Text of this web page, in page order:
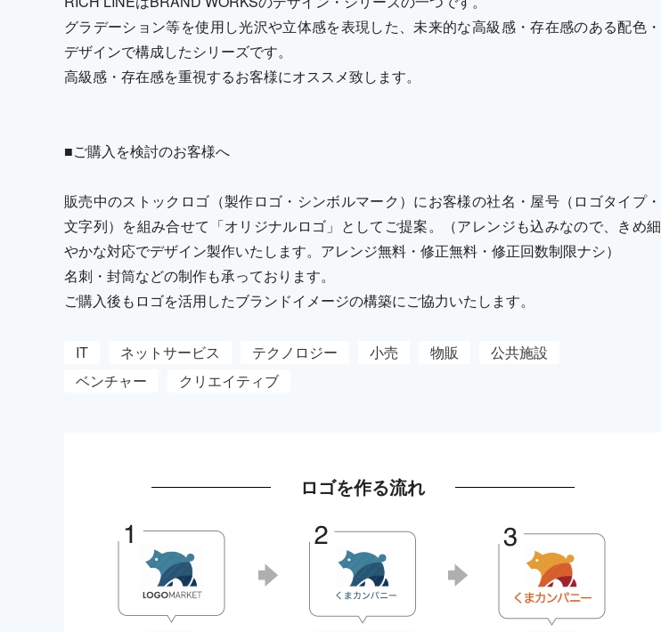
グラデーション等を使用し光沢や立体感を表現した、未来的な高級感・存在感のある配色・
デザインで構成したシリーズです。
高級感・存在感を重視するお客様にオススメ致します。
■ご購入を検討のお客様へ
販売中のストックロゴ（製作ロゴ・シンボルマーク）にお客様の社名・屋号（ロゴタイプ・
文字列）を組み合せて「オリジナルロゴ」としてご提案。（アレンジも込みなので、きめ細
やかな対応でデザイン製作いたします。アレンジ無料・修正無料・修正回数制限ナシ）
名刺・封筒などの制作も承っております。
ご購入後もロゴを活用したブランドイメージの構築にご協力いたします。
IT ネットサービス テクノロジー 小売 物販
公共施設
ベンチャー
クリエイティブ
ロゴを作る流れ